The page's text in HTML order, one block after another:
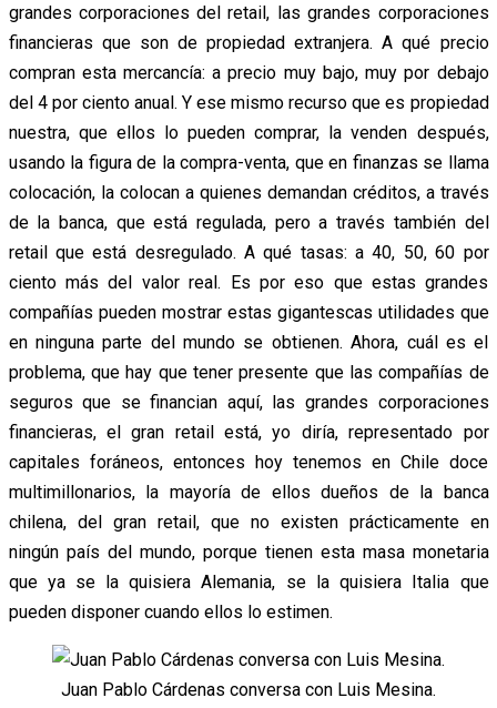
grandes corporaciones del retail, las grandes corporaciones
financieras que son de propiedad extranjera. A qué precio
compran esta mercancía: a precio muy bajo, muy por debajo
del 4 por ciento anual. Y ese mismo recurso que es propiedad
nuestra, que ellos lo pueden comprar, la venden después,
usando la figura de la compra-venta, que en finanzas se llama
colocación, la colocan a quienes demandan créditos, a través
de la banca, que está regulada, pero a través también del
retail que está desregulado. A qué tasas: a 40, 50, 60 por
ciento más del valor real. Es por eso que estas grandes
compañías pueden mostrar estas gigantescas utilidades que
en ninguna parte del mundo se obtienen. Ahora, cuál es el
problema, que hay que tener presente que las compañías de
seguros que se financian aquí, las grandes corporaciones
financieras, el gran retail está, yo diría, representado por
capitales foráneos, entonces hoy tenemos en Chile doce
multimillonarios, la mayoría de ellos dueños de la banca
chilena, del gran retail, que no existen prácticamente en
ningún país del mundo, porque tienen esta masa monetaria
que ya se la quisiera Alemania, se la quisiera Italia que
pueden disponer cuando ellos lo estimen.
Juan Pablo Cárdenas conversa con Luis Mesina.